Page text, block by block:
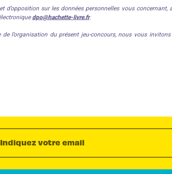
Indiquez votre email